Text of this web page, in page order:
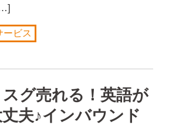
ービス
スグ売れる！英語が
夫♪インバウンド